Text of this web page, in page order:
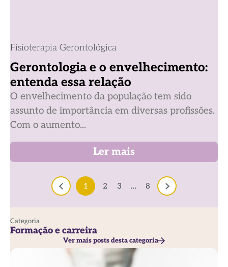
Fisioterapia Gerontológica
Gerontologia e o envelhecimento:
entenda essa relação
O envelhecimento da população tem sido
assunto de importância em diversas profissões.
Com o aumento...
Ler mais
1 2 3 … 8
Categoria
Formação e carreira
Ver mais posts desta categoria